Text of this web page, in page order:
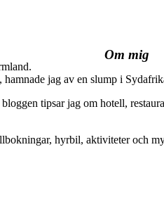
Om mig
jag av en slump i
tipsar jag om hotell,
hyrbil, aktiviteter och